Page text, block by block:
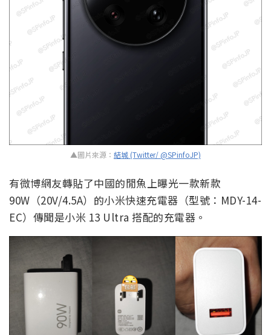
▲圖片來源： 結城 (Twitter/ @SPinfoJP)
有微博網友轉貼了中國的閒魚上曝光一款新款
90W（20V/4.5A）的小米快速充電器（型號：MDY-14-
EC）傳聞是小米 13 Ultra 搭配的充電器。